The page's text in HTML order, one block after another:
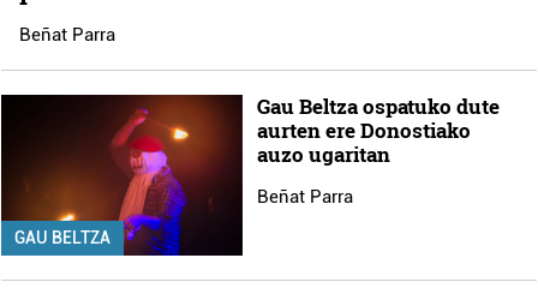
Beñat Parra
GAU BELTZA
Gau Beltza ospatuko dute
aurten ere Donostiako
auzo ugaritan
Beñat Parra